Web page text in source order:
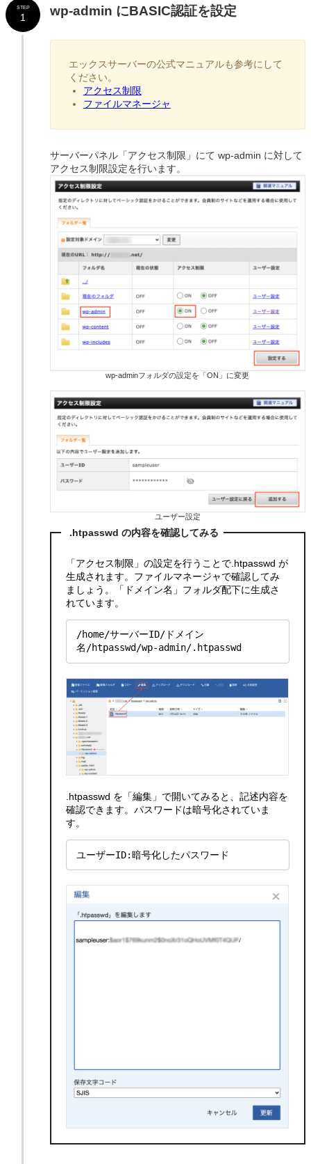
wp-admin にBASIC認証を設定
エックスサーバーの公式マニュアルも参考にして
ください。
アクセス制限
ファイルマネージャ
サーバーパネル「アクセス制限」にて wp-admin に対して
アクセス制限設定を行います。
wp-adminフォルダの設定を「ON」に変更
ユーザー設定
.htpasswd の内容を確認してみる
「アクセス制限」の設定を行うことで.htpasswd が
生成されます。ファイルマネージャで確認してみ
ましょう。「ドメイン名」フォルダ配下に生成さ
れています。
/home/サーバーID/ドメイン
名/htpasswd/wp-admin/.htpasswd
.htpasswd を「編集」で開いてみると、記述内容を
確認できます。パスワードは暗号化されていま
す。
ユーザーID:暗号化したパスワード
STEP
1